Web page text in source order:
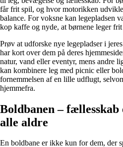
får frit spil, og hvor motorikken
balance. For voksne kan legepladsen
kop kaffe og nyde, at børnene leger
Prøv at udforske nye legepladser i
har kort over dem på deres
natur, vand eller eventyr, mens andre
kan kombinere leg med picnic eller
fornemmelsen af en lille udflugt,
hjemmefra.
Boldbanen – fællesskab
alle aldre
En boldbane er ikke kun for dem, der